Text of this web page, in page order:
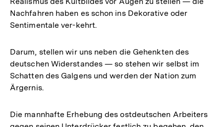
Nachfahren haben es schon ins Dekorative oder
Sentimentale ver-kehrt.
Darum, stellen wir uns neben die Gehenkten des
deutschen Widerstandes — so stehen wir selbst im
Schatten des Galgens und werden der Nation zum
Ärgernis.
Die mannhafte Erhebung des ostdeutschen Arbeiters